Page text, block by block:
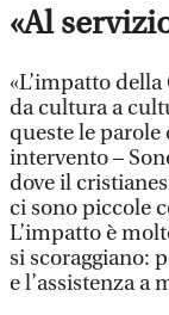
«Al
«L’impatto
da cultura a
queste le
intervento –
dove il
ci sono piccole
L’impatto è
si scoraggiano:
e l’assistenza a